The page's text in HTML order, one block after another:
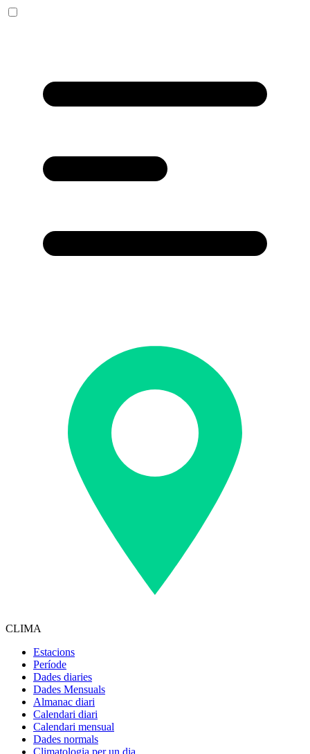
CLIMA
Estacions
Període
Dades diaries
Dades Mensuals
Almanac diari
Calendari diari
Calendari mensual
Dades normals
Climatologia per un dia